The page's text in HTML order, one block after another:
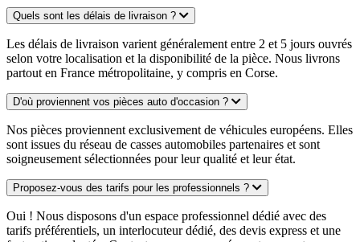
Quels sont les délais de livraison ?
Les délais de livraison varient généralement entre 2 et 5 jours ouvrés
selon votre localisation et la disponibilité de la pièce. Nous livrons
partout en France métropolitaine, y compris en Corse.
D'où proviennent vos pièces auto d'occasion ?
Nos pièces proviennent exclusivement de véhicules européens. Elles
sont issues du réseau de casses automobiles partenaires et sont
soigneusement sélectionnées pour leur qualité et leur état.
Proposez-vous des tarifs pour les professionnels ?
Oui ! Nous disposons d'un espace professionnel dédié avec des
tarifs préférentiels, un interlocuteur dédié, des devis express et une